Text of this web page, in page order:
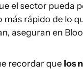
el sector pueda
rápido de lo
aseguran en
recordar que los